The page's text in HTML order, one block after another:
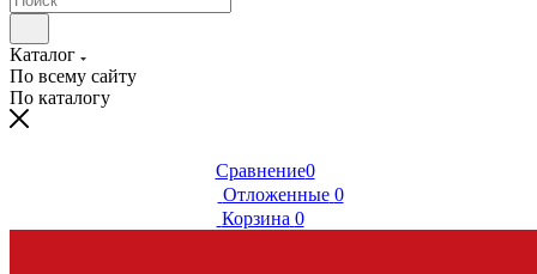
Каталог
По всему сайту
По каталогу
Сравнение0
Отложенные 0
Корзина 0